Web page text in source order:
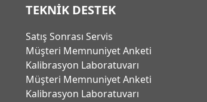
TEKNİK DESTEK
Satış Sonrası Servis
Müşteri Memnuniyet Anketi
Kalibrasyon Laboratuvarı
Müşteri Memnuniyet Anketi
Kalibrasyon Laboratuvarı